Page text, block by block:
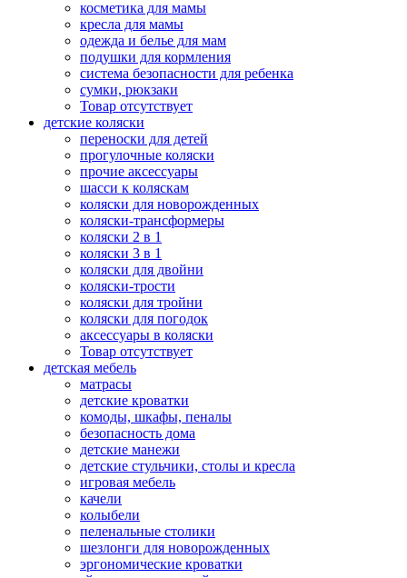
косметика для мамы
кресла для мамы
одежда и белье для мам
подушки для кормления
система безопасности для ребенка
сумки, рюкзаки
Товар отсутствует
детские коляски
переноски для детей
прогулочные коляски
прочие аксессуары
шасси к коляскам
коляски для новорожденных
коляски-трансформеры
коляски 2 в 1
коляски 3 в 1
коляски для двойни
коляски-трости
коляски для тройни
коляски для погодок
аксессуары в коляски
Товар отсутствует
детская мебель
матрасы
детские кроватки
комоды, шкафы, пеналы
безопасность дома
детские манежи
детские стульчики, столы и кресла
игровая мебель
качели
колыбели
пеленальные столики
шезлонги для новорожденных
эргономические кроватки